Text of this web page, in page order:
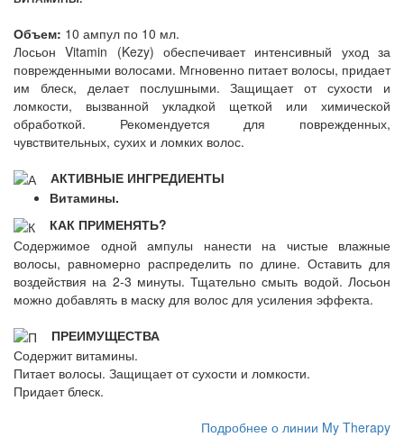
Объем: 10 ампул по 10 мл.
Лосьон Vitamin (Kezy) обеспечивает интенсивный уход за
поврежденными волосами. Мгновенно питает волосы, придает
им блеск, делает послушными. Защищает от сухости и
ломкости, вызванной укладкой щеткой или химической
обработкой. Рекомендуется для поврежденных,
чувствительных, сухих и ломких волос.
АКТИВНЫЕ ИНГРЕДИЕНТЫ
Витамины.
КАК ПРИМЕНЯТЬ?
Содержимое одной ампулы нанести на чистые влажные
волосы, равномерно распределить по длине. Оставить для
воздействия на 2-3 минуты. Тщательно смыть водой. Лосьон
можно добавлять в маску для волос для усиления эффекта.
ПРЕИМУЩЕСТВА
Содержит витамины.
Питает волосы. Защищает от сухости и ломкости.
Придает блеск.
Подробнее о линии My Therapy